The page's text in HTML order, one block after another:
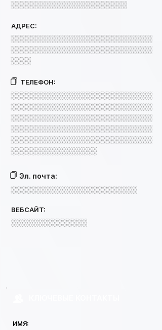
░░░░░░░░░░░░░░░░░░░░░░░
АДРЕС:
░░░░░░░░░░░░░░░░░░░░░░░░░░░░
░░░░░░░░░░░░░░░░░░░░░░░░░░░░
░░░░
ТЕЛЕФОН:
░░░░░░░░░░░░░░░░░░░░░░░░░░░░
░░░░░░░░░░░░░░░░░░░░░░░░░░░░
░░░░░░░░░░░░░░░░░░░░░░░░░░░░
░░░░░░░░░░░░░░░░░░░░░░░░░░░░
░░░░░░░░░░░░░░░░░░░░░░░░░░░░
░░░░░░░░░░░░░░░░░
Эл. почта:
░░░░░░░░░░░░░░░░░░░░░░░░░
ВЕБСАЙТ:
░░░░░░░░░░░░░░░
ИМЯ: